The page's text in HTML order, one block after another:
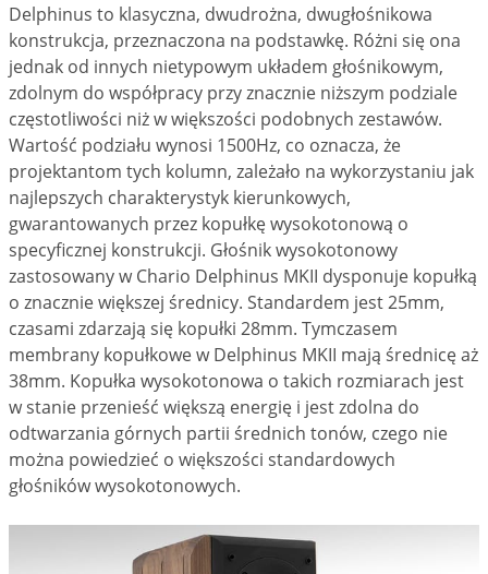
Delphinus to klasyczna, dwudrożna, dwugłośnikowa
konstrukcja, przeznaczona na podstawkę. Różni się ona
jednak od innych nietypowym układem głośnikowym,
zdolnym do współpracy przy znacznie niższym podziale
częstotliwości niż w większości podobnych zestawów.
Wartość podziału wynosi 1500Hz, co oznacza, że
projektantom tych kolumn, zależało na wykorzystaniu jak
najlepszych charakterystyk kierunkowych,
gwarantowanych przez kopułkę wysokotonową o
specyficznej konstrukcji. Głośnik wysokotonowy
zastosowany w Chario Delphinus MKII dysponuje kopułką
o znacznie większej średnicy. Standardem jest 25mm,
czasami zdarzają się kopułki 28mm. Tymczasem
membrany kopułkowe w Delphinus MKII mają średnicę aż
38mm. Kopułka wysokotonowa o takich rozmiarach jest
w stanie przenieść większą energię i jest zdolna do
odtwarzania górnych partii średnich tonów, czego nie
można powiedzieć o większości standardowych
głośników wysokotonowych.